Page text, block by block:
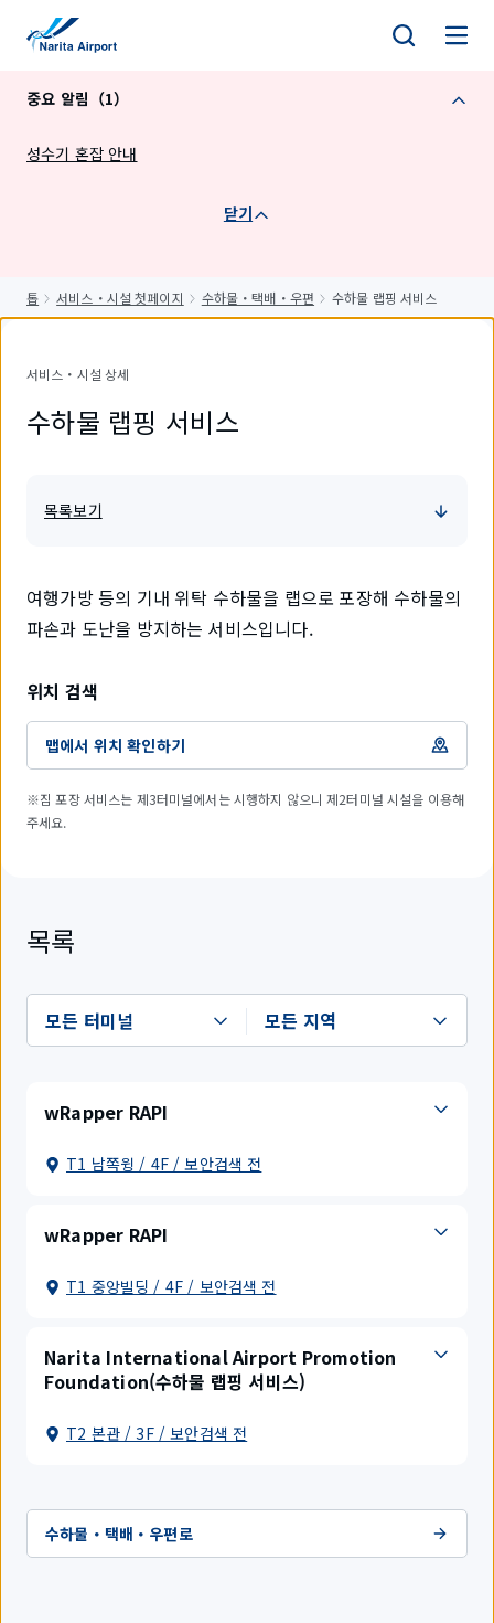
중요 알림（1）
성수기 혼잡 안내
닫기
톱 서비스・시설 첫페이지 수하물・택배・우편 수하물 랩핑 서비스
서비스・시설 상세
수하물 랩핑 서비스
목록보기
여행가방 등의 기내 위탁 수하물을 랩으로 포장해 수하물의
파손과 도난을 방지하는 서비스입니다.
위치 검색
맵에서 위치 확인하기
※짐 포장 서비스는 제3터미널에서는 시행하지 않으니 제2터미널 시설을 이용해
주세요.
목록
wRapper RAPI
T1 남쪽윙 / 4F / 보안검색 전
wRapper RAPI
T1 중앙빌딩 / 4F / 보안검색 전
Narita International Airport Promotion
Foundation(수하물 랩핑 서비스)
T2 본관 / 3F / 보안검색 전
수하물・택배・우편로